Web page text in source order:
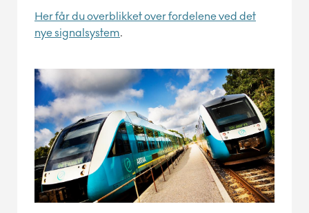
Her får du overblikket over fordelene ved det
nye signalsystem.